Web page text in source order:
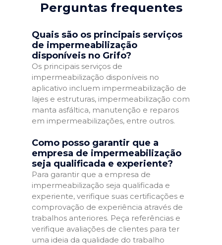
Perguntas frequentes
Quais são os principais serviços
de impermeabilização
disponíveis no Grifo?
Os principais serviços de
impermeabilização disponíveis no
aplicativo incluem impermeabilização de
lajes e estruturas, impermeabilização com
manta asfáltica, manutenção e reparos
em impermeabilizações, entre outros.
Como posso garantir que a
empresa de impermeabilização
seja qualificada e experiente?
Para garantir que a empresa de
impermeabilização seja qualificada e
experiente, verifique suas certificações e
comprovação de experiência através de
trabalhos anteriores. Peça referências e
verifique avaliações de clientes para ter
uma ideia da qualidade do trabalho